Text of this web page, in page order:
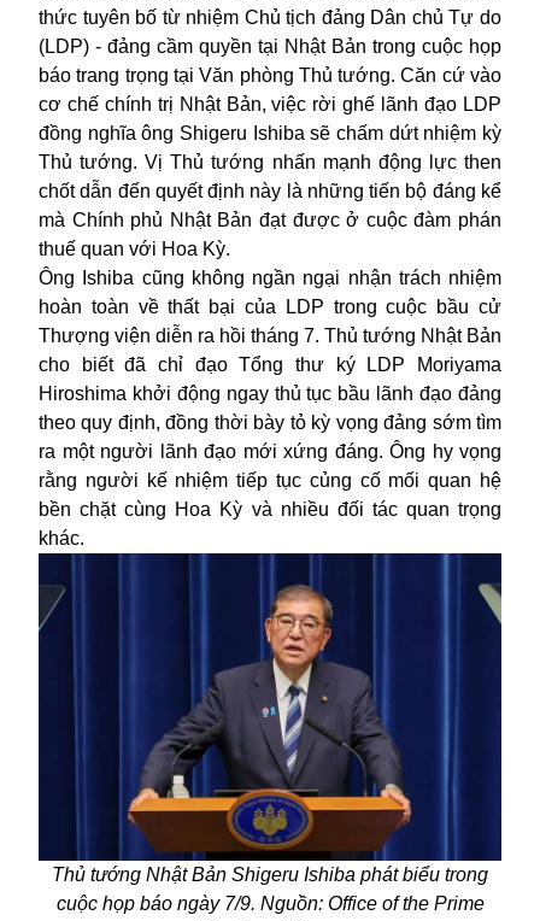
thức tuyên bố từ nhiệm Chủ tịch đảng Dân chủ Tự do
(LDP) - đảng cầm quyền tại Nhật Bản trong cuộc họp
báo trang trọng tại Văn phòng Thủ tướng. Căn cứ vào
cơ chế chính trị Nhật Bản, việc rời ghế lãnh đạo LDP
đồng nghĩa ông Shigeru Ishiba sẽ chấm dứt nhiệm kỳ
Thủ tướng. Vị Thủ tướng nhấn mạnh động lực then
chốt dẫn đến quyết định này là những tiến bộ đáng kể
mà Chính phủ Nhật Bản đạt được ở cuộc đàm phán
thuế quan với Hoa Kỳ.
Ông Ishiba cũng không ngần ngại nhận trách nhiệm
hoàn toàn về thất bại của LDP trong cuộc bầu cử
Thượng viện diễn ra hồi tháng 7. Thủ tướng Nhật Bản
cho biết đã chỉ đạo Tổng thư ký LDP Moriyama
Hiroshima khởi động ngay thủ tục bầu lãnh đạo đảng
theo quy định, đồng thời bày tỏ kỳ vọng đảng sớm tìm
ra một người lãnh đạo mới xứng đáng. Ông hy vọng
rằng người kế nhiệm tiếp tục củng cố mối quan hệ
bền chặt cùng Hoa Kỳ và nhiều đối tác quan trọng
khác.
Thủ tướng Nhật Bản Shigeru Ishiba phát biểu trong
cuộc họp báo ngày 7/9. Nguồn: Office of the Prime